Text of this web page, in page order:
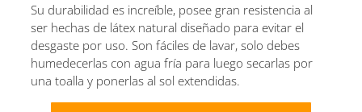
Su durabilidad es increíble, posee gran resistencia al
ser hechas de látex natural diseñado para evitar el
desgaste por uso. Son fáciles de lavar, solo debes
humedecerlas con agua fría para luego secarlas por
una toalla y ponerlas al sol extendidas.